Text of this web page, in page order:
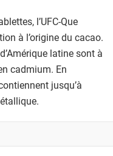
l’UFC-Que
à l’origine du cacao.
latine sont à
cadmium. En
jusqu’à